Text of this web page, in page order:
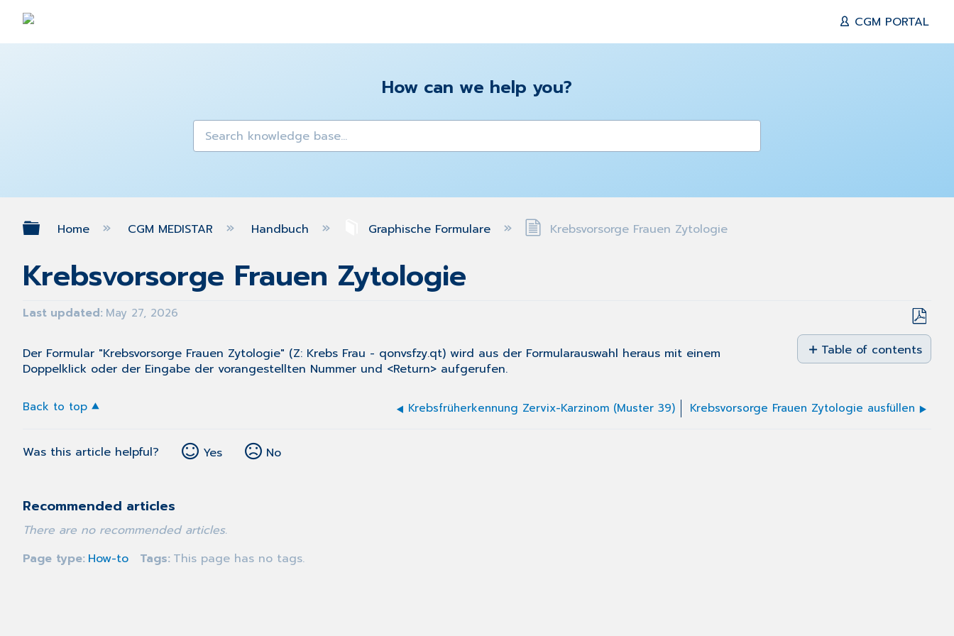
CGM PORTAL
How can we help you?
Expand/collapse global hierarchy
Home CGM MEDISTAR Handbuch Graphische Formulare Krebsvorsorge Frauen Zytologie
Krebsvorsorge Frauen Zytologie
Last updated May 27, 2026
Save
as
PDF
Table of contents
No
Der Formular "Krebsvorsorge Frauen Zytologie" (Z: Krebs Frau - qonvsfzy.qt) wird aus der Formularauswahl heraus mit einem
Doppelklick oder der Eingabe der vorangestellten Nummer und <Return> aufgerufen.
Back to top Krebsfrüherkennung Zervix-Karzinom (Muster 39) Krebsvorsorge Frauen Zytologie ausfüllen
Was this article helpful? Yes No
Recommended articles
There are no recommended articles.
Page type How-to Tags This page has no tags.